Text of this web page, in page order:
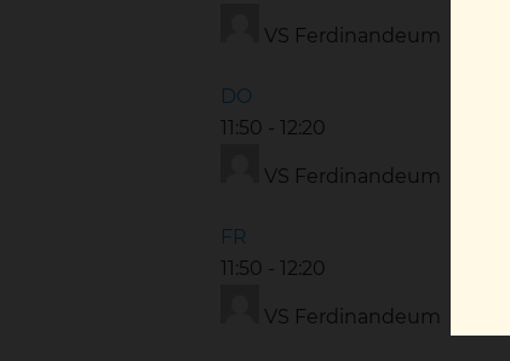
VS Ferdinandeum
DO
11:50 - 12:20
VS Ferdinandeum
FR
11:50 - 12:20
VS Ferdinandeum